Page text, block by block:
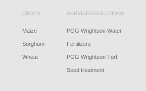
CROPS
Maize
Sorghum
Wheat
SERVICES/SOLUTIONS
PGG Wrightson Water
Fertilizers
PGG Wrightson Turf
Seed treatment